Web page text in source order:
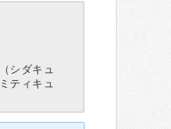
シダキュ
ティキュ